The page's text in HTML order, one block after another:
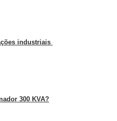
industriais
300 KVA?